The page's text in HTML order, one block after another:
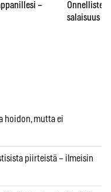
–
Onnellisten
salaisuus –
hoidon, mutta ei
piirteistä – ilmeisin